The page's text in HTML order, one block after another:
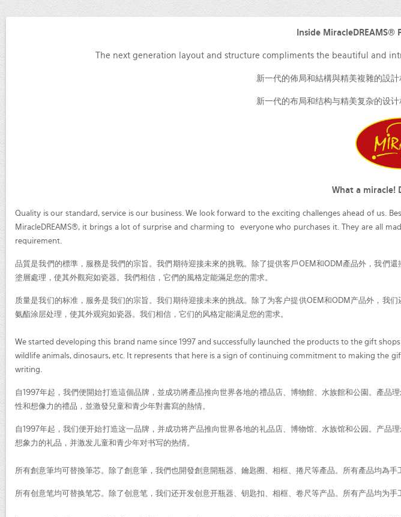
Inside MiracleDREAMS®
The next generation layout and structure compliments the beautiful and
新一代的佈局和結構與精美複雜的設
新一代的布局和结构与精美复杂的设
What a miracle!
Quality is our standard, service is our business. We look forward to the exciting challenges ahead of us.
MiracleDREAMS®, it brings a lot of surprise and charming to everyone who purchases it. They are all
requirement.
品質是我們的標準，服務是我們的宗旨。我們期待迎接未來的挑戰。除了提供客戶OEM和ODM產品外，我們
塗層處理，使其外觀宛如瓷器。我們相信，它們的風格定能滿足您的需求。
质量是我们的标准，服务是我们的宗旨。我们期待迎接未来的挑战。除了为客户提供OEM和ODM产品外，我
氨酯涂层处理，使其外观宛如瓷器。我们相信，它们的风格定能满足您的需求。
We started developing this brand name since 1997 and successfully launched the products to the gift
wildlife animals, dinosaurs, etc. It represents that here is a sign of continuing commitment to making the
writing.
自1997年起，我們便開始打造這個品牌，並成功將產品推向世界各地的禮品店、博物館、水族館和公園。產
性和想像力的禮品，並激發兒童和青少年對書寫的熱情。
自1997年起，我们便开始打造这一品牌，并成功将产品推向世界各地的礼品店、博物馆、水族馆和公园。产
想象力的礼品，并激发儿童和青少年对书写的热情。
所有創意筆均可替換筆芯。除了創意筆，我們也開發創意開瓶器、鑰匙圈、相框、捲尺等產品。所有產品均為
所有创意笔均可替换笔芯。除了创意笔，我们还开发创意开瓶器、钥匙扣、相框、卷尺等产品。所有产品均为